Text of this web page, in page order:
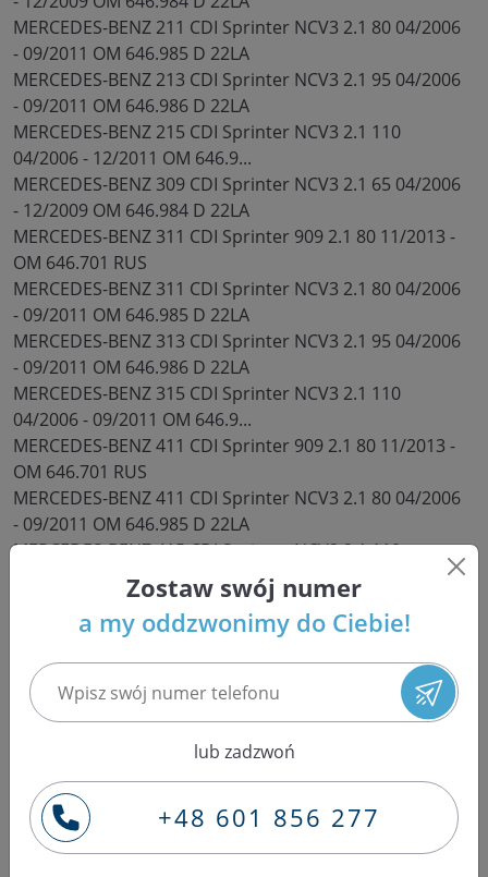
MERCEDES-BENZ 211 CDI Sprinter NCV3 2.1 80 04/2006
- 09/2011 OM 646.985 D 22LA
MERCEDES-BENZ 213 CDI Sprinter NCV3 2.1 95 04/2006
- 09/2011 OM 646.986 D 22LA
MERCEDES-BENZ 215 CDI Sprinter NCV3 2.1 110
04/2006 - 12/2011 OM 646.9...
MERCEDES-BENZ 309 CDI Sprinter NCV3 2.1 65 04/2006
- 12/2009 OM 646.984 D 22LA
MERCEDES-BENZ 311 CDI Sprinter 909 2.1 80 11/2013 -
OM 646.701 RUS
MERCEDES-BENZ 311 CDI Sprinter NCV3 2.1 80 04/2006
- 09/2011 OM 646.985 D 22LA
MERCEDES-BENZ 313 CDI Sprinter NCV3 2.1 95 04/2006
- 09/2011 OM 646.986 D 22LA
MERCEDES-BENZ 315 CDI Sprinter NCV3 2.1 110
04/2006 - 09/2011 OM 646.9...
MERCEDES-BENZ 411 CDI Sprinter 909 2.1 80 11/2013 -
OM 646.701 RUS
MERCEDES-BENZ 411 CDI Sprinter NCV3 2.1 80 04/2006
- 09/2011 OM 646.985 D 22LA
MERCEDES-BENZ 415 CDI Sprinter NCV3 2.1 110
04/2006 - 09/2011 OM 646.9...
MERCEDES-BENZ 509 CDI Sprinter NCV3 2.1 65 04/2006
- 12/2009 OM 646.984 D 22LA
- 09/2011 OM 646.985 D 22LA
MERCEDES-BENZ 515 CDI Sprinter NCV3 2.1 110
MERCEDES-BENZ Viano CDI 2.0 639 2.1 85 11/2006 -
08/2010 OM 646.98...
MERCEDES-BENZ Viano CDI 2.2 639 2.1 110 09/2003 -
12/2010 OM 646.98...
Zostaw swój numer
a my oddzwonimy do Ciebie!
lub zadzwoń
+48 601 856 277